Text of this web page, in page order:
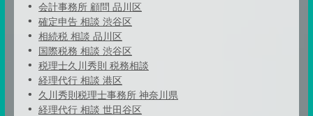
会計事務所 顧問 品川区
確定申告 相談 渋谷区
相続税 相談 品川区
国際税務 相談 渋谷区
税理士久川秀則 税務相談
経理代行 相談 港区
久川秀則税理士事務所 神奈川県
経理代行 相談 世田谷区